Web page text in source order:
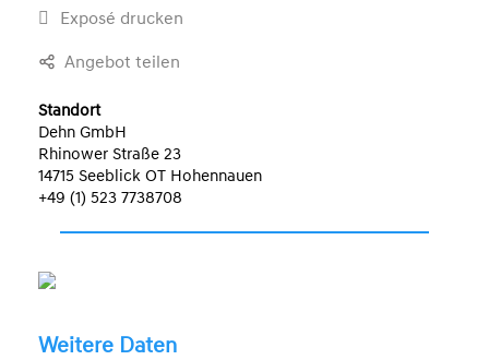
Exposé drucken
Angebot teilen
Standort
Dehn GmbH
Rhinower Straße 23
14715 Seeblick OT Hohennauen
+49 (1) 523 7738708
Weitere Daten